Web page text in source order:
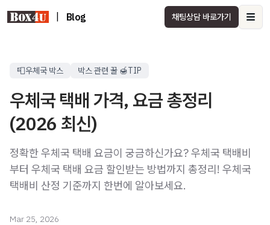
Blog 채팅상담 바로가기
📮우체국 박스 박스 관련 꿀 🍯TIP
우체국 택배 가격, 요금 총정리
(2026 최신)
정확한 우체국 택배 요금이 궁금하신가요? 우체국 택배비
부터 우체국 택배 요금 할인받는 방법까지 총정리! 우체국
택배비 산정 기준까지 한번에 알아보세요.
Mar 25, 2026